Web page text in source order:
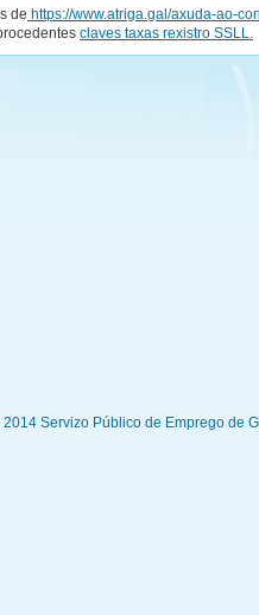
de https://www.atriga.gal/axuda-ao-
claves taxas rexistro SSLL.
Servizo Público de Emprego de